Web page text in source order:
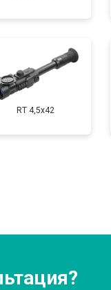
RT 4,5х42